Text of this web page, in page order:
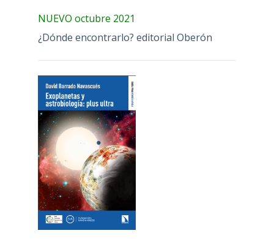
NUEVO octubre 2021
¿Dónde encontrarlo? editorial Oberón